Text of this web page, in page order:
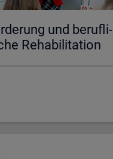
und be­ruf­li­
Re­ha­bi­li­ta­ti­on